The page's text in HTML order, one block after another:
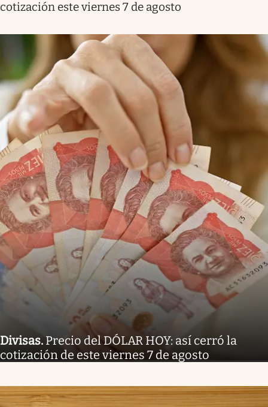
cotización este viernes 7 de agosto
Divisas.Precio del DÓLAR HOY: así cerró la
cotización de este viernes 7 de agosto